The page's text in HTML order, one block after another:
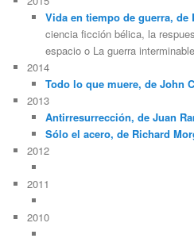
Vida en tiempo de guerra, de
ciencia ficción bélica, la
espacio o La guerra
2014
Todo lo que muere, de John
2013
Antirresurrección, de Juan
Sólo el acero, de Richard
2012
2011
2010